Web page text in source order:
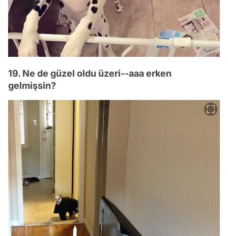
19. Ne de güzel oldu üzeri--aaa erken
gelmişsin?